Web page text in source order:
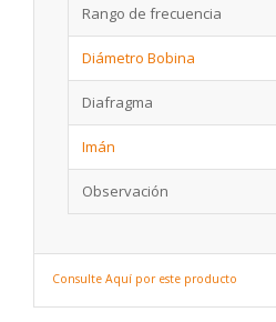
Rango de frecuencia
Diámetro Bobina
Diafragma
Imán
Observación
Consulte Aquí por este producto